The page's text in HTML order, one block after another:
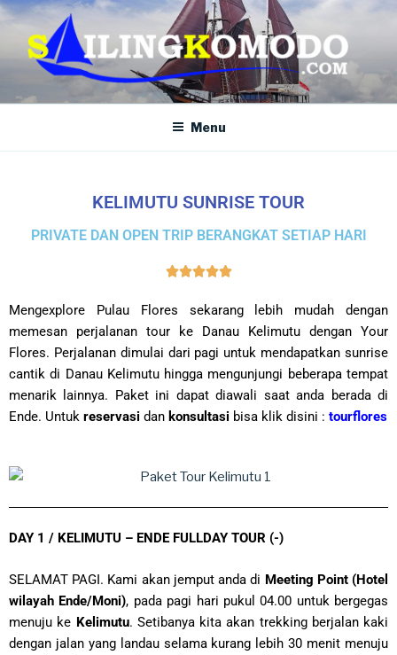
SAILING KOMODO
Paket Tour Sailing Komodo
Menu
KELIMUTU SUNRISE TOUR
PRIVATE DAN OPEN TRIP BERANGKAT SETIAP HARI

Mengexplore Pulau Flores sekarang lebih mudah dengan
memesan perjalanan tour ke Danau Kelimutu dengan Your
Flores. Perjalanan dimulai dari pagi untuk mendapatkan sunrise
cantik di Danau Kelimutu hingga mengunjungi beberapa tempat
menarik lainnya. Paket ini dapat diawali saat anda berada di
Ende. Untuk reservasi dan konsultasi bisa klik disini : tourflores
DAY 1 / KELIMUTU – ENDE FULLDAY TOUR (-)
SELAMAT PAGI. Kami akan jemput anda di Meeting Point (Hotel
wilayah Ende/Moni), pada pagi hari pukul 04.00 untuk bergegas
menuju ke Kelimutu. Setibanya kita akan trekking berjalan kaki
dengan jalan yang landau selama kurang lebih 30 menit menuju